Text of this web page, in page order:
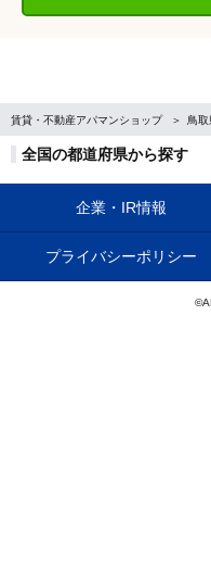
賃貸・不動産アパマンショップ 鳥取
全国の都道府県から探す
企業・IR情報
プライバシーポリシー